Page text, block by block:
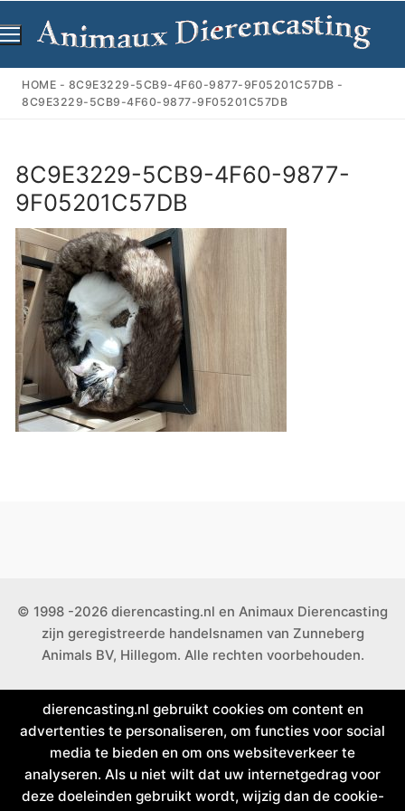
naar
inhoud
HOME - 8C9E3229-5CB9-4F60-9877-9F05201C57DB -
8C9E3229-5CB9-4F60-9877-9F05201C57DB
8C9E3229-5CB9-4F60-9877-
9F05201C57DB
© 1998 -2026 dierencasting.nl en Animaux Dierencasting
zijn geregistreerde handelsnamen van Zunneberg
Animals BV, Hillegom. Alle rechten voorbehouden.
dierencasting.nl gebruikt cookies om content en
advertenties te personaliseren, om functies voor social
media te bieden en om ons websiteverkeer te
analyseren. Als u niet wilt dat uw internetgedrag voor
deze doeleinden gebruikt wordt, wijzig dan de cookie-